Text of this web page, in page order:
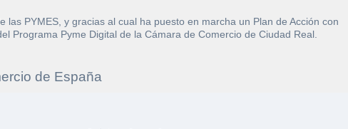
PYMES, y gracias al cual ha puesto en marcha un Plan de Acción con
Programa Pyme Digital de la Cámara de Comercio de Ciudad Real.